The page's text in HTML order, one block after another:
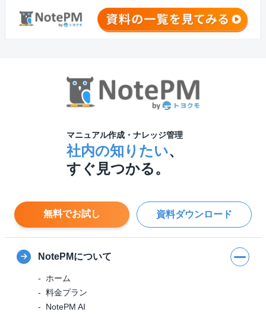
マニュアル作成・ナレッジ管理
社内の知りたい、
すぐ見つかる。
無料でお試し 資料ダウンロード
NotePMについて
ホーム
料金プラン
NotePM AI